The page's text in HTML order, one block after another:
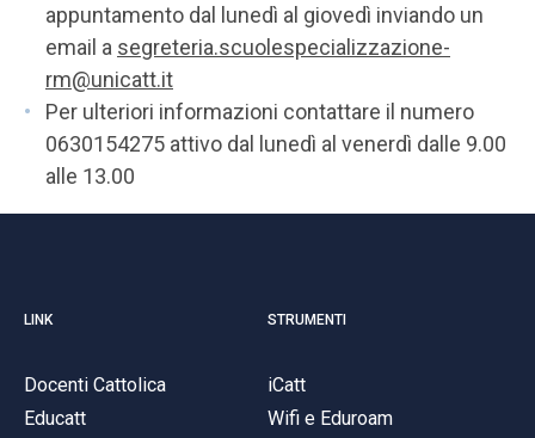
appuntamento dal lunedì al giovedì inviando un
email a segreteria.scuolespecializzazione-
rm@unicatt.it
Per ulteriori informazioni contattare il numero
0630154275 attivo dal lunedì al venerdì dalle 9.00
alle 13.00
LINK
Docenti Cattolica
Educatt
STRUMENTI
iCatt
Wifi e Eduroam